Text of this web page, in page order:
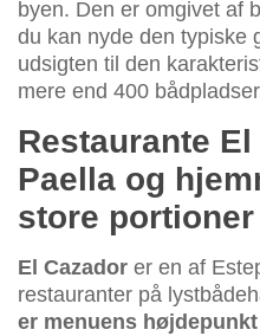
byen. Den er omgivet af
du kan nyde den typiske
udsigten til den
mere end 400
Restaurante El
Paella og
store portioner
El Cazador er en af
restauranter på
er menuens højdepunkt